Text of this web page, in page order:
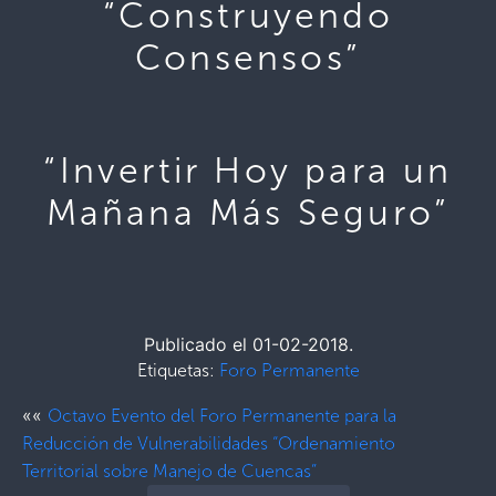
“Construyendo
Consensos”
“Invertir Hoy para un
Mañana Más Seguro”
Publicado el 01-02-2018.
Etiquetas: Foro Permanente
«« Octavo Evento del Foro Permanente para la
Reducción de Vulnerabilidades “Ordenamiento
Territorial sobre Manejo de Cuencas”